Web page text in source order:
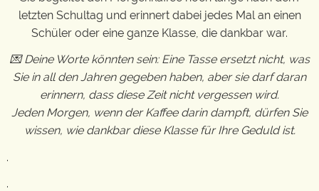
letzten Schultag und erinnert dabei jedes Mal an einen
Schüler oder eine ganze Klasse, die dankbar war.
💌 Deine Worte könnten sein: Eine Tasse ersetzt nicht, was
Sie in all den Jahren gegeben haben, aber sie darf daran
erinnern, dass diese Zeit nicht vergessen wird.
Jeden Morgen, wenn der Kaffee darin dampft, dürfen Sie
wissen, wie dankbar diese Klasse für Ihre Geduld ist.
.
.